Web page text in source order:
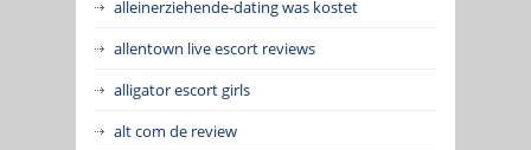
alleinerziehende-dating was kostet
allentown live escort reviews
alligator escort girls
alt com de review